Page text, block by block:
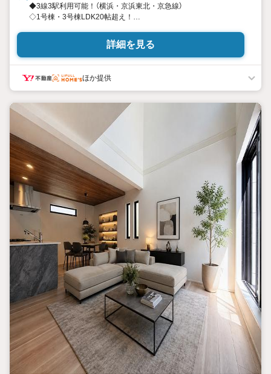
◆3線3駅利用可能！（横浜・京浜東北・京急線）
◇1号棟・3号棟LDK20帖超え！
おかげさまで42周年を迎えることができました♪
ご成約件数7万件達成!!
☆当日のご見学も対応可能です！
☆JR横浜線「中山」駅徒歩1分！
☆ご予約は『朝日土地建物中山店』まで！
朝日土地建物グループは地域密着を合言葉に
全13店舗でその地域No.1を目指しております。
広告掲載していない物件も多数ございます。
色々廻ったけど良い物件が無いなぁ・・
頭金無くても平気・・？
お家の買替えってどうするの・・？etc.
まずは何でもお気軽にご相談ください！
有資格者が丁寧にご説明させていただきます！
お問い合わせをお待ちしております!!
詳細を見る
ほか提供